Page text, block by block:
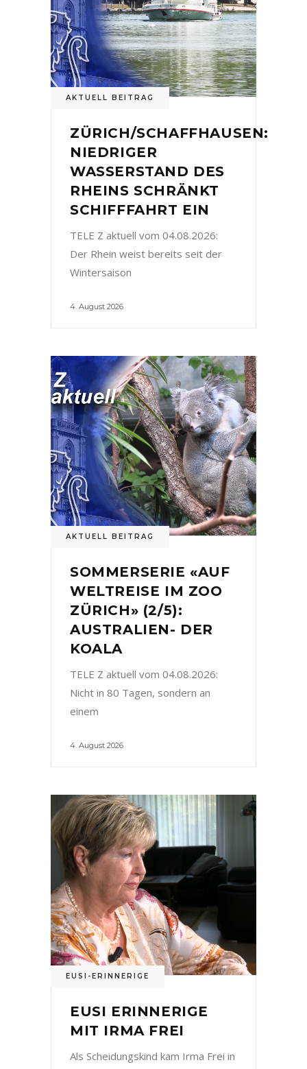
AKTUELL BEITRAG
ZÜRICH/SCHAFFHAUSEN:
NIEDRIGER
WASSERSTAND DES
RHEINS SCHRÄNKT
SCHIFFFAHRT EIN
TELE Z aktuell vom 04.08.2026:
Der Rhein weist bereits seit der
Wintersaison
4. August 2026
AKTUELL BEITRAG
SOMMERSERIE «AUF
WELTREISE IM ZOO
ZÜRICH» (2/5):
AUSTRALIEN- DER
KOALA
TELE Z aktuell vom 04.08.2026:
Nicht in 80 Tagen, sondern an
einem
4. August 2026
EUSI-ERINNERIGE
EUSI ERINNERIGE
MIT IRMA FREI
Als Scheidungskind kam Irma Frei in